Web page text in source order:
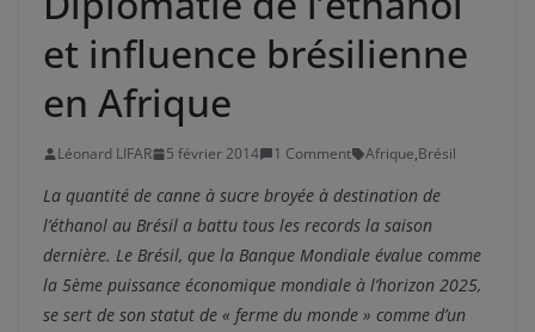
et influence brésilienne
en Afrique
Léonard LIFAR 5 février 2014 1 Comment Afrique,Brésil
La quantité de canne à sucre broyée à destination de
l’éthanol au Brésil a battu tous les records la saison
dernière. Le Brésil, que la Banque Mondiale évalue comme
la 5ème puissance économique mondiale à l’horizon 2025,
se sert de son statut de « ferme du monde » comme d’un